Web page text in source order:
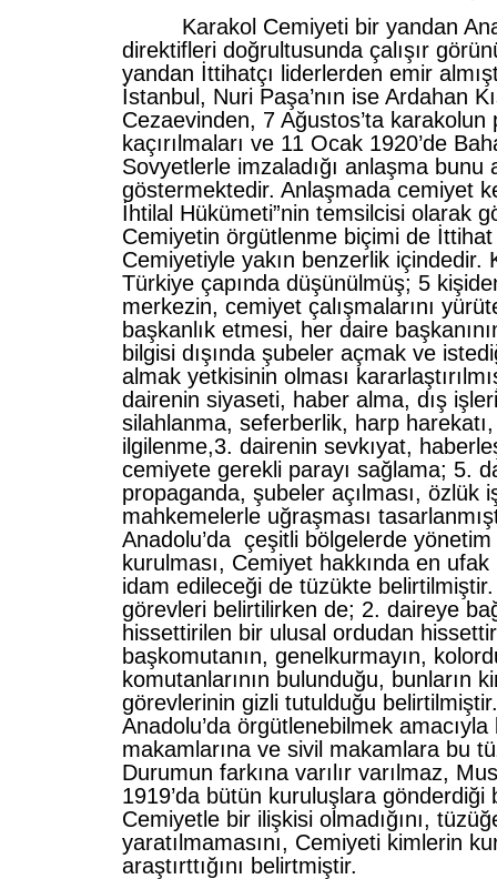
Karakol Cemiyeti bir yandan
direktifleri doğrultusunda çalışır
yandan İttihatçı liderlerden emir
İstanbul, Nuri Paşa’nın ise Ardahan
Cezaevinden, 7 Ağustos’ta karakolun
kaçırılmaları ve 11 Ocak 1920’de
Sovyetlerle imzaladığı anlaşma bunu
göstermektedir. Anlaşmada cemiyet
İhtilal Hükümeti”nin temsilcisi olarak
Cemiyetin örgütlenme biçimi de İttihat
Cemiyetiyle yakın benzerlik içindedir.
Türkiye çapında düşünülmüş; 5
merkezin, cemiyet çalışmalarını
başkanlık etmesi, her daire
bilgisi dışında şubeler açmak ve
almak yetkisinin olması
dairenin siyaseti, haber alma, dış
silahlanma, seferberlik, harp
ilgilenme,3. dairenin sevkıyat,
cemiyete gerekli parayı sağlama; 5.
propaganda, şubeler açılması, özlük
mahkemelerle uğraşması
Anadolu’da çeşitli bölgelerde yönetim
kurulması, Cemiyet hakkında en ufak
idam edileceği de tüzükte
görevleri belirtilirken de; 2. daireye
hissettirilen bir ulusal ordudan
başkomutanın, genelkurmayın,
komutanlarının bulunduğu, bunların
görevlerinin gizli tutulduğu
Anadolu’da örgütlenebilmek
makamlarına ve sivil makamlara bu
Durumun farkına varılır varılmaz,
1919’da bütün kuruluşlara gönderdiği
Cemiyetle bir ilişkisi olmadığını,
yaratılmamasını, Cemiyeti kimlerin
araştırttığını belirtmiştir.